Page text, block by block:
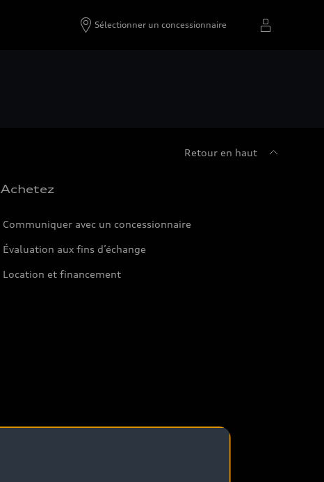
Sélectionner un concessionnaire
Retour en haut
Achetez
Communiquer avec un concessionnaire
Évaluation aux fins d’échange
Location et financement